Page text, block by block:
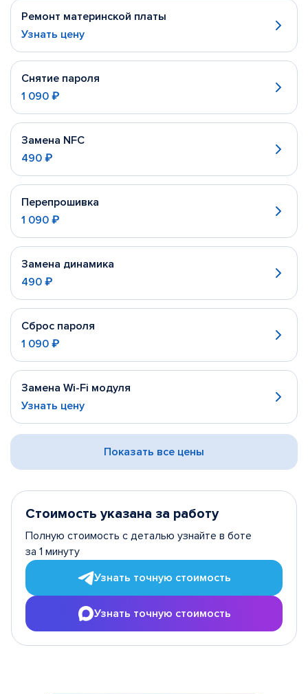
Ремонт материнской платы
Узнать цену
Снятие пароля
1 090 ₽
Замена NFC
490 ₽
Перепрошивка
1 090 ₽
Замена динамика
490 ₽
Сброс пароля
1 090 ₽
Замена Wi-Fi модуля
Узнать цену
Показать все цены
Стоимость указана за работу
Полную стоимость с деталью узнайте в боте
за 1 минуту
Узнать точную стоимость
Узнать точную стоимость